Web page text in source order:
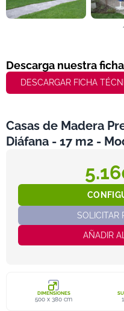
Descarga nuestra
DESCARGAR FICHA
Casas de Madera
Diáfana - 17 m2 -
SOLICITAR
AÑADIR
DIMENSIONES
500 x 380 cm